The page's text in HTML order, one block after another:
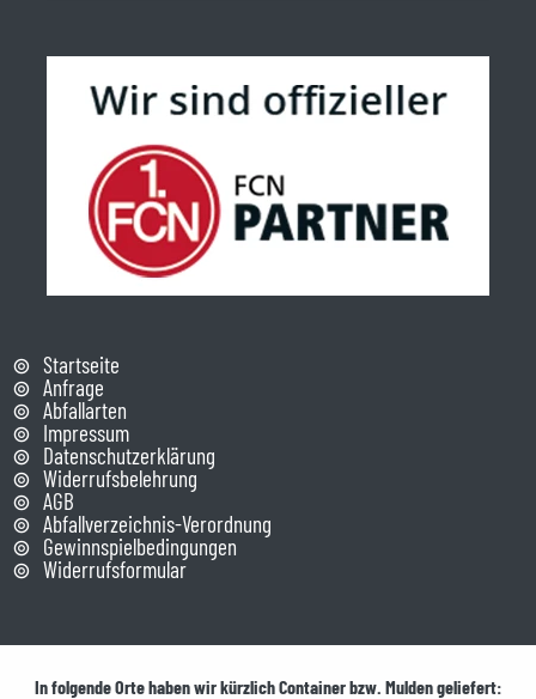
Startseite
Anfrage
Abfallarten
Impressum
Datenschutzerklärung
Widerrufsbelehrung
AGB
Abfallverzeichnis-Verordnung
Gewinnspielbedingungen
Widerrufsformular
In folgende Orte haben wir kürzlich Container bzw. Mulden geliefert: